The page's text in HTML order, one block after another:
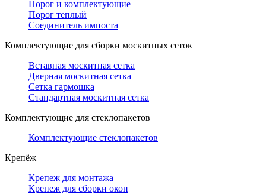
Порог и комплектующие
Порог теплый
Соединитель импоста
Комплектующие для сборки москитных сеток
Вставная москитная сетка
Дверная москитная сетка
Сетка гармошка
Стандартная москитная сетка
Комплектующие для стеклопакетов
Комплектующие стеклопакетов
Крепёж
Крепеж для монтажа
Крепеж для сборки окон